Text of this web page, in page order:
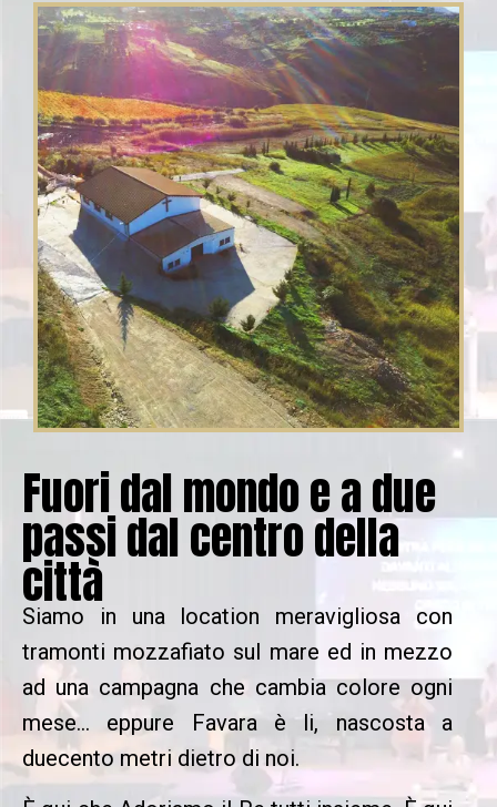
Fuori dal mondo e a due
passi dal centro della
città
Siamo in una location meravigliosa con
tramonti mozzafiato sul mare ed in mezzo
ad una campagna che cambia colore ogni
mese… eppure Favara è li, nascosta a
duecento metri dietro di noi.